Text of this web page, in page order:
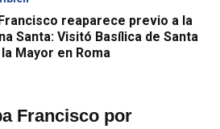
reaparece previo a la
Santa: Visitó Basílica de Santa
Mayor en Roma
Francisco por